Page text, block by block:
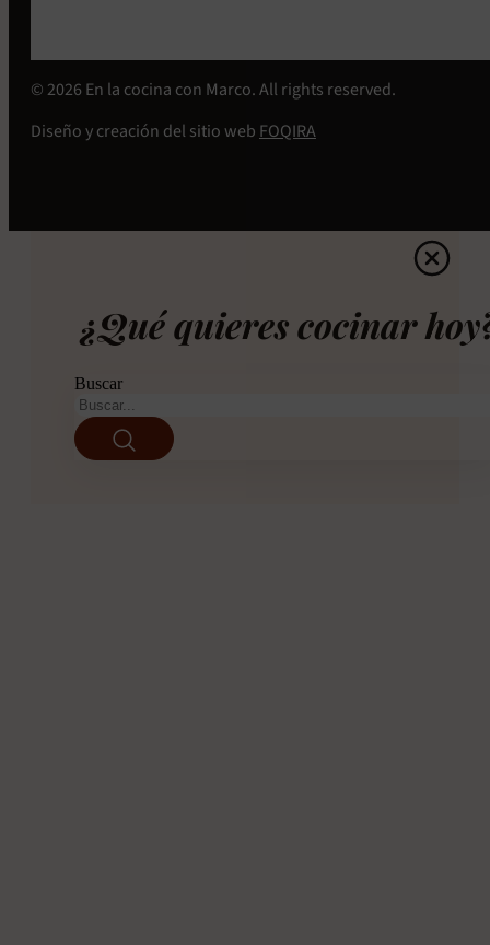
© 2026 En la cocina con Marco. All rights reserved.
Diseño y creación del sitio web FOQIRA
¿Qué quieres cocinar
Buscar